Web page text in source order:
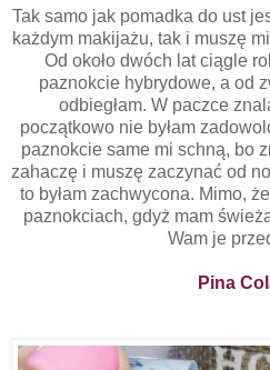
Tak samo jak pomadka do ust
każdym makijażu, tak i muszę
Od około dwóch lat ciągle
paznokcie hybrydowe, a od
odbiegłam. W paczce
początkowo nie byłam
paznokcie same mi schną, bo
zahaczę i muszę zaczynać od
to byłam zachwycona. Mimo,
paznokciach, gdyż mam
Wam je
Pina